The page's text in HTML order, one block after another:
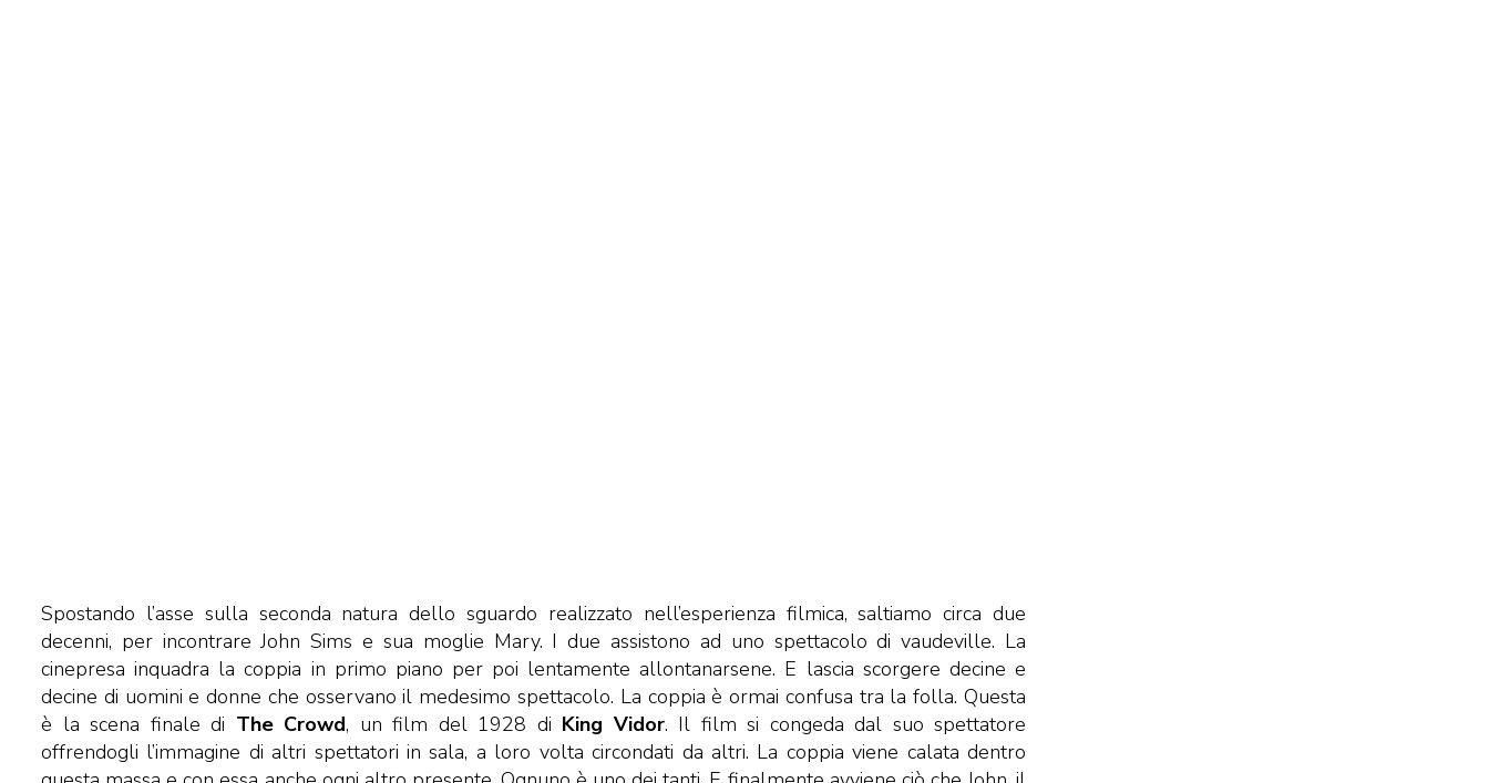
Spostando l’asse sulla seconda natura dello sguardo realizzato nell’esperienza filmica, saltiamo circa due
decenni, per incontrare John Sims e sua moglie Mary. I due assistono ad uno spettacolo di vaudeville. La
cinepresa inquadra la coppia in primo piano per poi lentamente allontanarsene. E lascia scorgere decine e
decine di uomini e donne che osservano il medesimo spettacolo. La coppia è ormai confusa tra la folla. Questa
è la scena finale di The Crowd, un film del 1928 di King Vidor. Il film si congeda dal suo spettatore
offrendogli l’immagine di altri spettatori in sala, a loro volta circondati da altri. La coppia viene calata dentro